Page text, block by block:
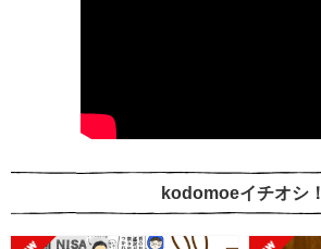
kodomoeイチオシ！